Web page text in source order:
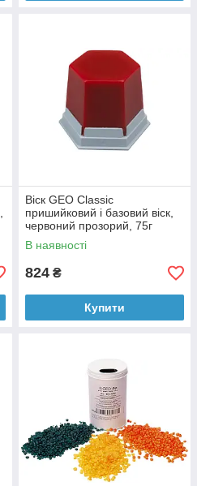
Віск GEO Classic
пришийковий і базовий віск,
червоний прозорий, 75г
Renfert (Ренферт)
В наявності
824 ₴
Купити